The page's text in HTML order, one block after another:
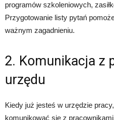
programów szkoleniowych,
Przygotowanie listy pytań
ważnym zagadnieniu.
2. Komunikacja z
urzędu
Kiedy już jesteś w urzędzie
komunikować się z